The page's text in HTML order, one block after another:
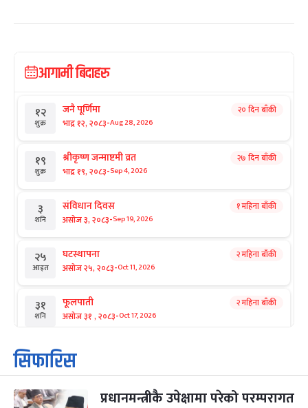
आगामी बिदाहरु
१२
शुक्र
जनै पूर्णिमा
भाद्र १२, २०८३-Aug 28, 2026
२० दिन बाँकी
१९
शुक्र
श्रीकृष्ण जन्माष्टमी व्रत
भाद्र १९, २०८३-Sep 4, 2026
२७ दिन बाँकी
३
शनि
संविधान दिवस
असोज ३, २०८३-Sep 19, 2026
१ महिना बाँकी
२५
आइत
घटस्थापना
असोज २५, २०८३-Oct 11, 2026
२ महिना बाँकी
३१
शनि
फूलपाती
असोज ३१ , २०८३-Oct 17, 2026
२ महिना बाँकी
१
आइत
कार्तिक सङ्क्रान्ति
कार्तिक १, २०८३
३ महानवमी २ महिना बाँकी
सिफारिस
प्रधानमन्त्रीकै उपेक्षामा परेको परम्परागत